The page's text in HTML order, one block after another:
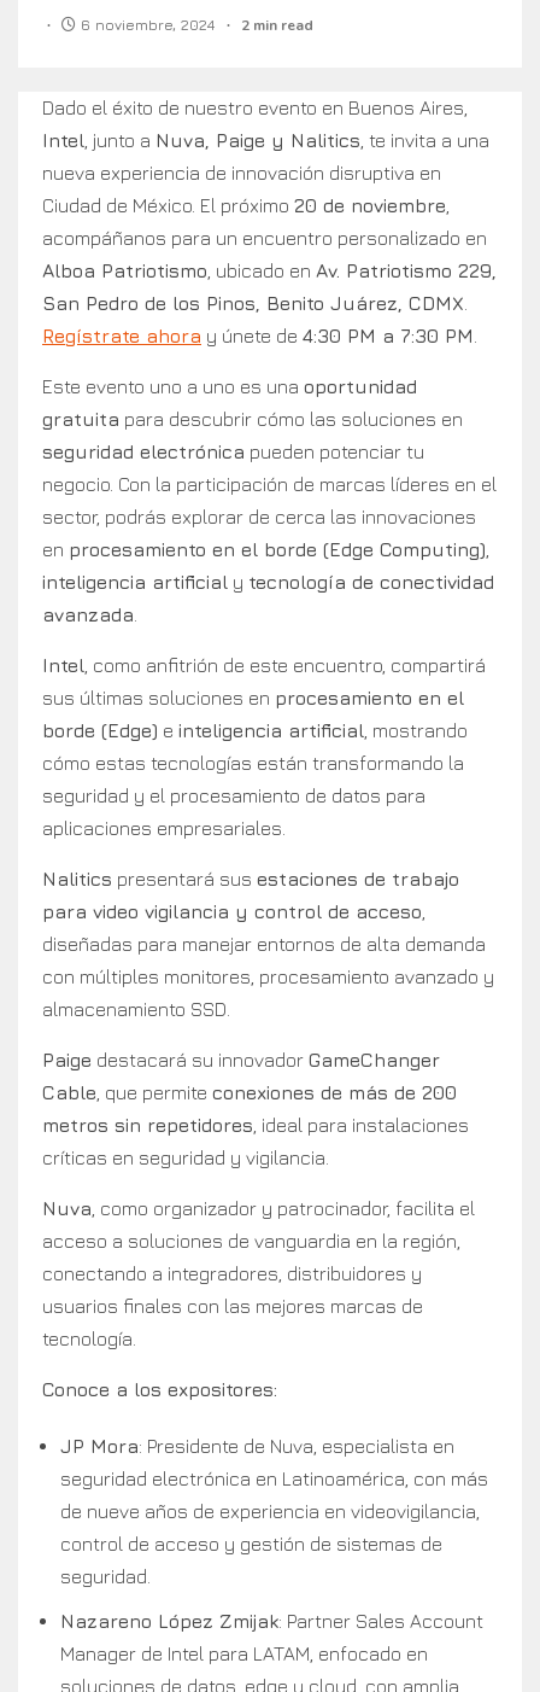
6 noviembre, 2024 2 min read
Dado el éxito de nuestro evento en Buenos Aires,
Intel , junto a Nuva, Paige y Nalitics , te invita a una
nueva experiencia de innovación disruptiva en
Ciudad de México. El próximo 20 de noviembre
acompáñanos para un encuentro personalizado en
Alboa Patriotismo , ubicado en Av. Patriotismo 229,
San Pedro de los Pinos, Benito Juárez, CDMX
Regístrate ahora y únete de 4:30 PM a 7:30 PM
Este evento uno a uno es una oportunidad
gratuita para descubrir cómo las soluciones en
seguridad electrónica pueden potenciar tu
negocio. Con la participación de marcas líderes en el
sector, podrás explorar de cerca las innovaciones
en procesamiento en el borde (Edge Computing)
inteligencia artificial y tecnología de conectividad
avanzada
Intel , como anfitrión de este encuentro, compartirá
sus últimas soluciones en procesamiento en el
borde (Edge) e inteligencia artificial , mostrando
cómo estas tecnologías están transformando la
seguridad y el procesamiento de datos para
aplicaciones empresariales.
Nalitics presentará sus estaciones de trabajo
para video vigilancia y control de acceso
diseñadas para manejar entornos de alta demanda
con múltiples monitores, procesamiento avanzado y
almacenamiento SSD.
Paige destacará su innovador GameChanger
Cable , que permite conexiones de más de 200
metros sin repetidores , ideal para instalaciones
críticas en seguridad y vigilancia.
Nuva , como organizador y patrocinador, facilita el
acceso a soluciones de vanguardia en la región,
conectando a integradores, distribuidores y
usuarios finales con las mejores marcas de
tecnología.
Conoce a los expositores:
JP Mora: Presidente de Nuva, especialista en
seguridad electrónica en Latinoamérica, con más
de nueve años de experiencia en videovigilancia,
control de acceso y gestión de sistemas de
seguridad.
Nazareno López Zmijak: Partner Sales Account
Manager de Intel para LATAM, enfocado en
soluciones de datos, edge y cloud, con amplia